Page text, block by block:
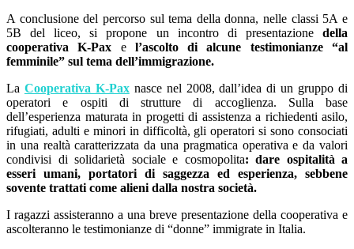
A conclusione del percorso sul tema della donna, nelle classi 5A e
5B del liceo, si propone un incontro di presentazione della
cooperativa K-Pax e l’ascolto di alcune testimonianze “al
femminile” sul tema dell’immigrazione.
La Cooperativa K-Paxnasce nel 2008, dall’ideadi un gruppo di
operatori e ospiti di strutture di accoglienza. Sulla base
dell’esperienza maturata in progetti di assistenza a richiedenti asilo,
rifugiati, adulti e minori in difficoltà, gli operatori si sono consociati
in una realtà caratterizzata da una pragmatica operativa e da valori
condivisi di solidarietà sociale e cosmopolita: dare ospitalità a
esseri umani, portatori di saggezza ed esperienza, sebbene
sovente trattati come alieni dalla nostra società.
I ragazzi assisteranno a una breve presentazione della cooperativa e
ascolteranno le testimonianze di “donne” immigrate in Italia.